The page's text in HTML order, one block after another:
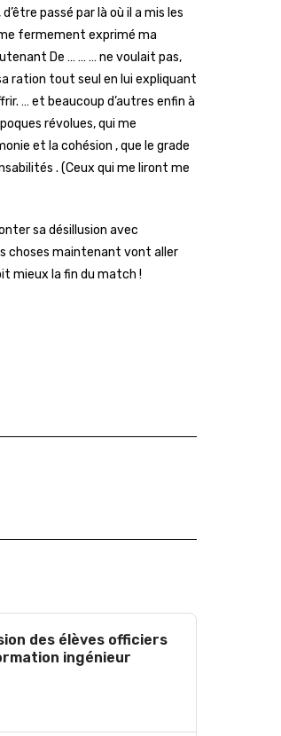
passé par là où il a mis les
fermement exprimé ma
De … … … ne voulait pas,
ration tout seul en lui expliquant
… et beaucoup d’autres enfin à
révolues, qui me
et la cohésion , que le grade
. (Ceux qui me liront me
sa désillusion avec
choses maintenant vont aller
mieux la fin du match !
des élèves officiers
ingénieur